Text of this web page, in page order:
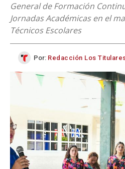
General de Formación
Jornadas Académicas en el
Técnicos Escolares
Por: Redacción Los